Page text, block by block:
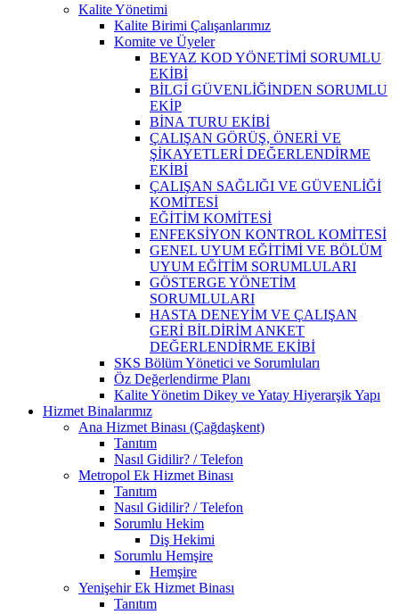
Kalite Yönetimi
Kalite Birimi Çalışanlarımız
Komite ve Üyeler
BEYAZ KOD YÖNETİMİ SORUMLU
EKİBİ
BİLGİ GÜVENLİĞİNDEN SORUMLU
EKİP
BİNA TURU EKİBİ
ÇALIŞAN GÖRÜŞ, ÖNERİ VE
ŞİKAYETLERİ DEĞERLENDİRME
EKİBİ
ÇALIŞAN SAĞLIĞI VE GÜVENLİĞİ
KOMİTESİ
EĞİTİM KOMİTESİ
ENFEKSİYON KONTROL KOMİTESİ
GENEL UYUM EĞİTİMİ VE BÖLÜM
UYUM EĞİTİM SORUMLULARI
GÖSTERGE YÖNETİM
SORUMLULARI
HASTA DENEYİM VE ÇALIŞAN
GERİ BİLDİRİM ANKET
DEĞERLENDİRME EKİBİ
SKS Bölüm Yönetici ve Sorumluları
Öz Değerlendirme Planı
Kalite Yönetim Dikey ve Yatay Hiyerarşik Yapı
Hizmet Binalarımız
Ana Hizmet Binası (Çağdaşkent)
Tanıtım
Nasıl Gidilir? / Telefon
Metropol Ek Hizmet Binası
Tanıtım
Nasıl Gidilir? / Telefon
Sorumlu Hekim
Diş Hekimi
Sorumlu Hemşire
Hemşire
Yenişehir Ek Hizmet Binası
Tanıtım